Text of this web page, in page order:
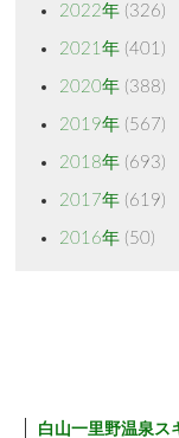
2022年(326)
2021年(401)
2020年(388)
2019年(567)
2018年(693)
2017年(619)
2016年(50)
白山一里野温泉ス